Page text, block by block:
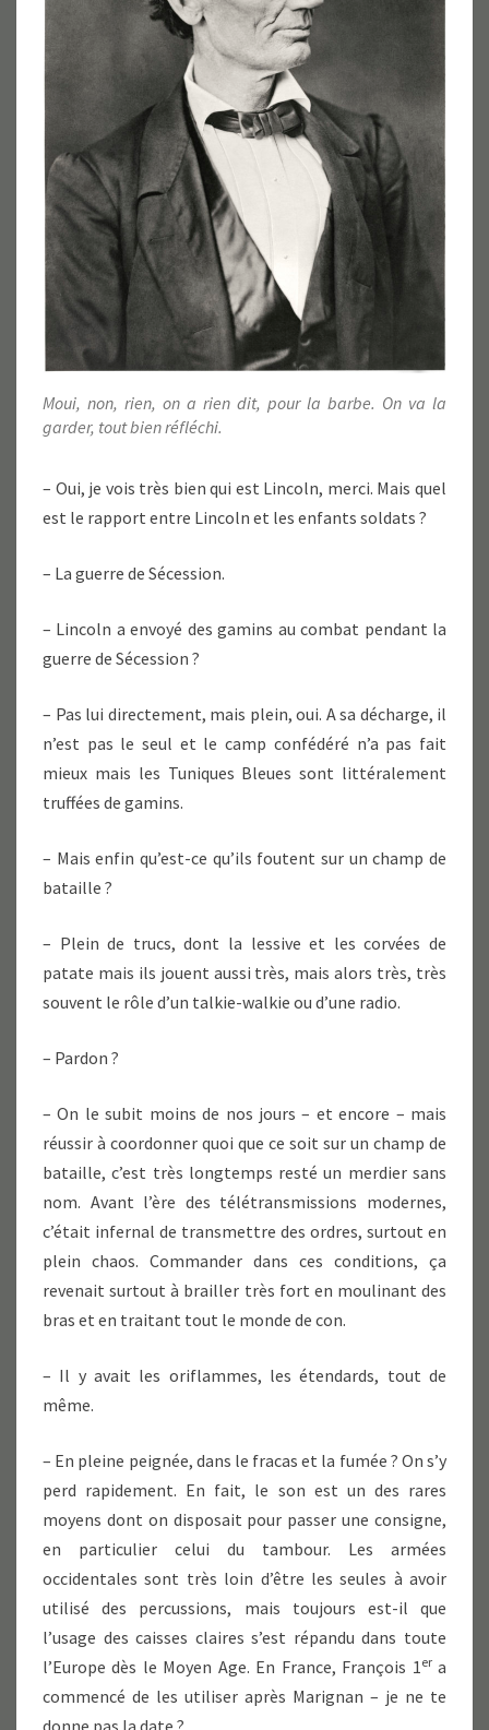
Moui, non, rien, on a rien dit, pour la barbe. On va la
garder, tout bien réfléchi.
– Oui, je vois très bien qui est Lincoln, merci. Mais quel
est le rapport entre Lincoln et les enfants soldats ?
– La guerre de Sécession.
– Lincoln a envoyé des gamins au combat pendant la
guerre de Sécession ?
– Pas lui directement, mais plein, oui. A sa décharge, il
n’est pas le seul et le camp confédéré n’a pas fait
mieux mais les Tuniques Bleues sont littéralement
truffées de gamins.
– Mais enfin qu’est-ce qu’ils foutent sur un champ de
bataille ?
– Plein de trucs, dont la lessive et les corvées de
patate mais ils jouent aussi très, mais alors très, très
souvent le rôle d’un talkie-walkie ou d’une radio.
– Pardon ?
– On le subit moins de nos jours – et encore – mais
réussir à coordonner quoi que ce soit sur un champ de
bataille, c’est très longtemps resté un merdier sans
nom. Avant l’ère des télétransmissions modernes,
c’était infernal de transmettre des ordres, surtout en
plein chaos. Commander dans ces conditions, ça
revenait surtout à brailler très fort en moulinant des
bras et en traitant tout le monde de con.
– Il y avait les oriflammes, les étendards, tout de
même.
– En pleine peignée, dans le fracas et la fumée ? On s’y
perd rapidement. En fait, le son est un des rares
moyens dont on disposait pour passer une consigne,
en particulier celui du tambour. Les armées
occidentales sont très loin d’être les seules à avoir
utilisé des percussions, mais toujours est-il que
l’usage des caisses claires s’est répandu dans toute
l’Europe dès le Moyen Age. En France, François 1era
commencé de les utiliser après Marignan – je ne te
donne pas la date ?